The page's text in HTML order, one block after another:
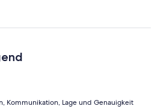
Kommunikation, Lage und Genauigkeit